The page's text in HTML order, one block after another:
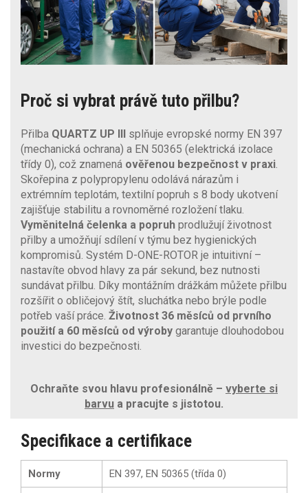
Proč si vybrat právě tuto přilbu?
Přilba QUARTZ UP III splňuje evropské normy EN 397
(mechanická ochrana) a EN 50365 (elektrická izolace
třídy 0), což znamená ověřenou bezpečnost v praxi
Skořepina z polypropylenu odolává nárazům i
extrémním teplotám, textilní popruh s 8 body ukotvení
zajišťuje stabilitu a rovnoměrné rozložení tlaku.
Vyměnitelná čelenka a popruh prodlužují životnost
přilby a umožňují sdílení v týmu bez hygienických
kompromisů. Systém D-ONE-ROTOR je intuitivní –
nastavíte obvod hlavy za pár sekund, bez nutnosti
sundávat přilbu. Díky montážním drážkám můžete přilbu
rozšířit o obličejový štít, sluchátka nebo brýle podle
potřeb vaší práce. Životnost 36 měsíců od prvního
použití a 60 měsíců od výroby garantuje dlouhodobou
investici do bezpečnosti.
Ochraňte svou hlavu profesionálně – vyberte si
barvu a pracujte s jistotou.
Specifikace a certifikace
Normy EN 397, EN 50365 (třída 0)